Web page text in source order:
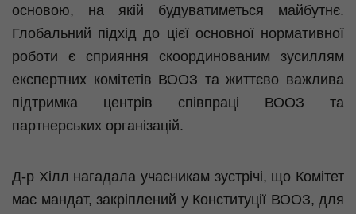
основою, на якій будуватиметься майбутнє.
Глобальний підхід до цієї основної нормативної
роботи є сприяння скоординованим зусиллям
експертних комітетів ВООЗ тажиттєво важлива
підтримка центрів співпраці ВООЗ та
партнерських організацій.
Д-р Хілл нагадала учасникам зустрічі, що Комітет
має мандат, закріплений у Конституції ВООЗ, для